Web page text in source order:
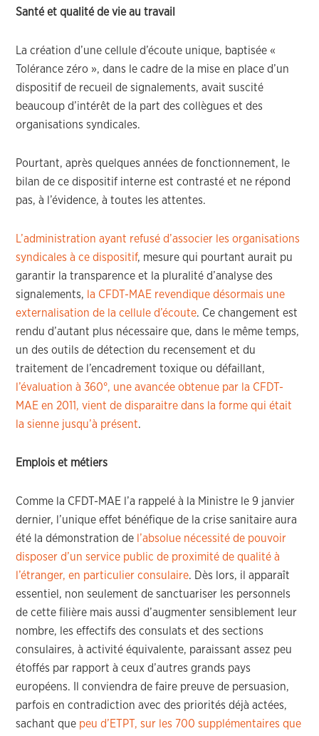
Santé et qualité de vie au travail
La création d’une cellule d’écoute unique, baptisée «
Tolérance zéro », dans le cadre de la mise en place d’un
dispositif de recueil de signalements, avait suscité
beaucoup d’intérêt de la part des collègues et des
organisations syndicales.
Pourtant, après quelques années de fonctionnement, le
bilan de ce dispositif interne est contrasté et ne répond
pas, à l’évidence, à toutes les attentes.
L’administration ayant refusé d’associer les organisations
syndicales à ce dispositif, mesure qui pourtant aurait pu
garantir la transparence et la pluralité d’analyse des
signalements, la CFDT-MAE revendique désormais une
externalisation de la cellule d’écoute. Ce changement est
rendu d’autant plus nécessaire que, dans le même temps,
un des outils de détection du recensement et du
traitement de l’encadrement toxique ou défaillant,
l’évaluation à 360°, une avancée obtenue par la CFDT-
MAE en 2011, vient de disparaitre dans la forme qui était
la sienne jusqu’à présent.
Emplois et métiers
Comme la CFDT-MAE l’a rappelé à la Ministre le 9 janvier
dernier, l’unique effet bénéfique de la crise sanitaire aura
été la démonstration de l’absolue nécessité de pouvoir
disposer d’un service public de proximité de qualité à
l’étranger, en particulier consulaire. Dès lors, il apparaît
essentiel, non seulement de sanctuariser les personnels
de cette filière mais aussi d’augmenter sensiblement leur
nombre, les effectifs des consulats et des sections
consulaires, à activité équivalente, paraissant assez peu
étoffés par rapport à ceux d’autres grands pays
européens. Il conviendra de faire preuve de persuasion,
parfois en contradiction avec des priorités déjà actées,
sachant que peu d’ETPT, sur les 700 supplémentaires que